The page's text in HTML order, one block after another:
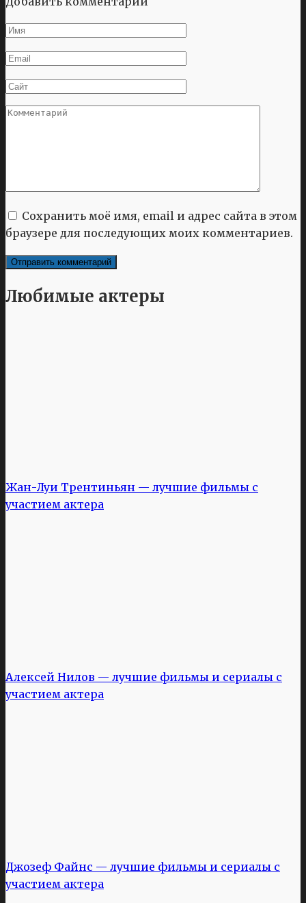
Имя
Email
Сайт
Комментарий
Сохранить моё имя, email и адрес сайта в этом
браузере для последующих моих комментариев.
Любимые актеры
Жан-Луи Трентиньян — лучшие фильмы с
участием актера
Алексей Нилов — лучшие фильмы и сериалы с
участием актера
Джозеф Файнс — лучшие фильмы и сериалы с
участием актера